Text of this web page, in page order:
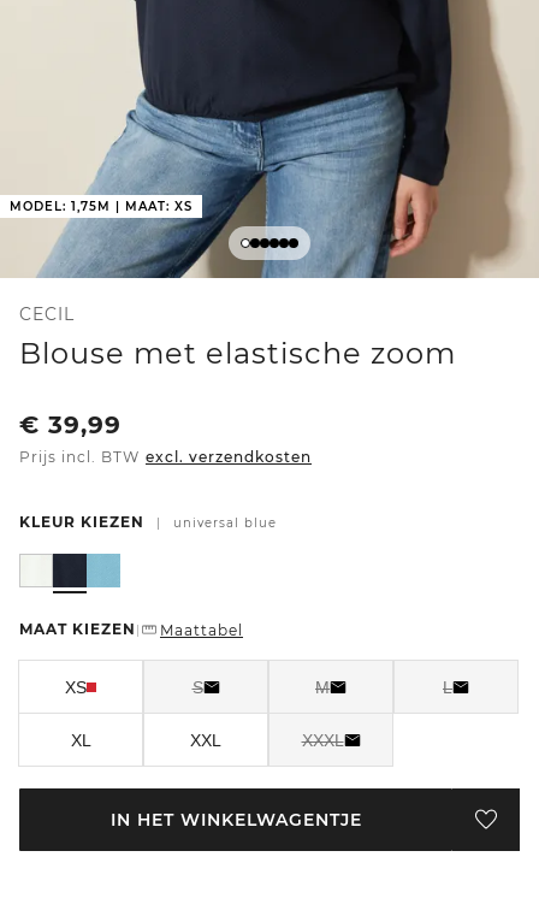
MODEL: 1,75M | MAAT: XS
CECIL
Blouse met elastische zoom
€ 39,99
Prijs incl. BTW excl. verzendkosten
KLEUR KIEZEN | universal blue
MAAT KIEZEN | Maattabel
XS S M L
XL XXL XXXL
IN HET WINKELWAGENTJE